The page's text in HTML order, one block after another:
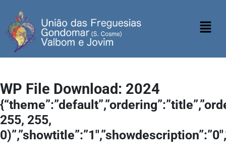
WP File Download: 2024
255, 255,